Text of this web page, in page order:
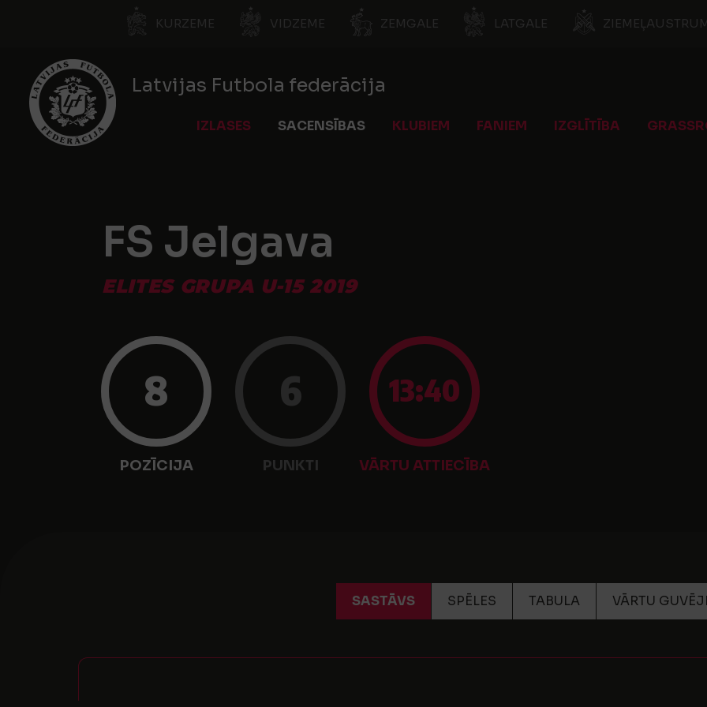
KURZEME VIDZEME ZEMGALE LATGALE
Latvijas Futbola federācija
IZLASES SACENSĪBAS KLUBIEM FANIEM IZGLĪTĪBA
FS Jelgava
ELITES GRUPA U-15 2019
8
POZĪCIJA
6
PUNKTI
13:40
VĀRTU ATTIECĪBA
SASTĀVS SPĒLES TABULA VĀRTU